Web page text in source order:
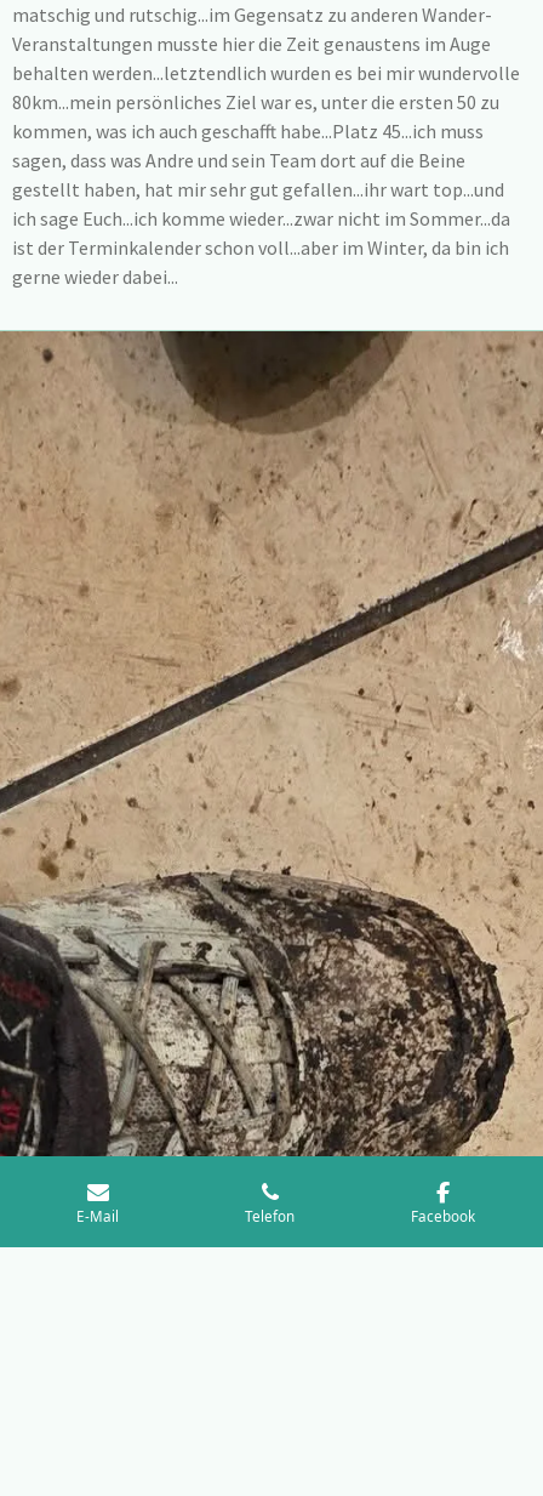
matschig und rutschig...im Gegensatz zu anderen Wander-
Veranstaltungen musste hier die Zeit genaustens im Auge
behalten werden...letztendlich wurden es bei mir wundervolle
80km...mein persönliches Ziel war es, unter die ersten 50 zu
kommen, was ich auch geschafft habe...Platz 45...ich muss
sagen, dass was Andre und sein Team dort auf die Beine
gestellt haben, hat mir sehr gut gefallen...ihr wart top...und
ich sage Euch...ich komme wieder...zwar nicht im Sommer...da
ist der Terminkalender schon voll...aber im Winter, da bin ich
gerne wieder dabei...
E-Mail Telefon Facebook